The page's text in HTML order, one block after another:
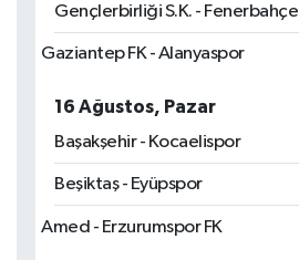
Gençlerbirliği S.K. - Fenerbahçe
Gaziantep FK - Alanyaspor
16 Ağustos, Pazar
Başakşehir - Kocaelispor
Beşiktaş - Eyüpspor
Amed - Erzurumspor FK